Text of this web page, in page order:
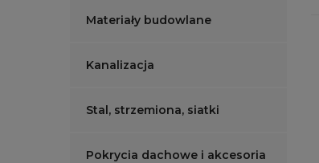
Materiały budowlane
Kanalizacja
Stal, strzemiona, siatki
Pokrycia dachowe i akcesoria